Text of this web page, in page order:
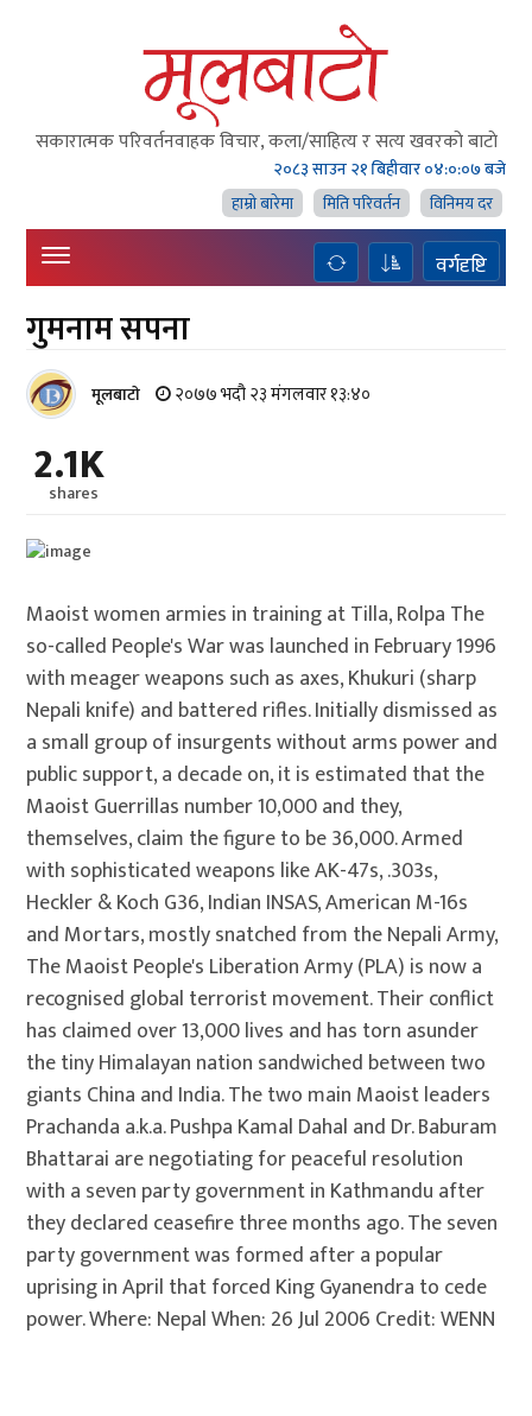
सकारात्मक परिवर्तनवाहक विचार, कला/साहित्य र सत्य खवरको बाटाे
२०८३ साउन २१ बिहीवार०४:०:०८ बजे
हाम्राे बारेमा
मिति परिवर्तन विनिमय दर
वर्गदृष्टि
गुमनाम सपना
मूलबाटाे २०७७ भदौ २३ मंगलवार १३:४०
2.1K
shares
Maoist women armies in training at Tilla, Rolpa The
so-called People's War was launched in February 1996
with meager weapons such as axes, Khukuri (sharp
Nepali knife) and battered rifles. Initially dismissed as
a small group of insurgents without arms power and
public support, a decade on, it is estimated that the
Maoist Guerrillas number 10,000 and they,
themselves, claim the figure to be 36,000. Armed
with sophisticated weapons like AK-47s, .303s,
Heckler & Koch G36, Indian INSAS, American M-16s
and Mortars, mostly snatched from the Nepali Army,
The Maoist People's Liberation Army (PLA) is now a
recognised global terrorist movement. Their conflict
has claimed over 13,000 lives and has torn asunder
the tiny Himalayan nation sandwiched between two
giants China and India. The two main Maoist leaders
Prachanda a.k.a. Pushpa Kamal Dahal and Dr. Baburam
Bhattarai are negotiating for peaceful resolution
with a seven party government in Kathmandu after
they declared ceasefire three months ago. The seven
party government was formed after a popular
uprising in April that forced King Gyanendra to cede
power. Where: Nepal When: 26 Jul 2006 Credit: WENN